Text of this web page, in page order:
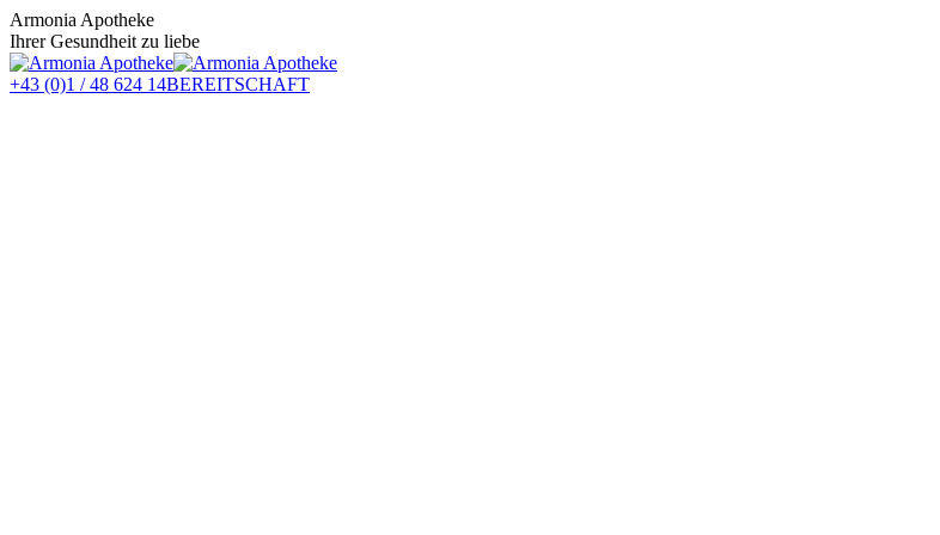
Zum
Inhalt
springen
Armonia Apotheke
Ihrer Gesundheit zu liebe
+43 (0)1 / 48 624 14BEREITSCHAFT